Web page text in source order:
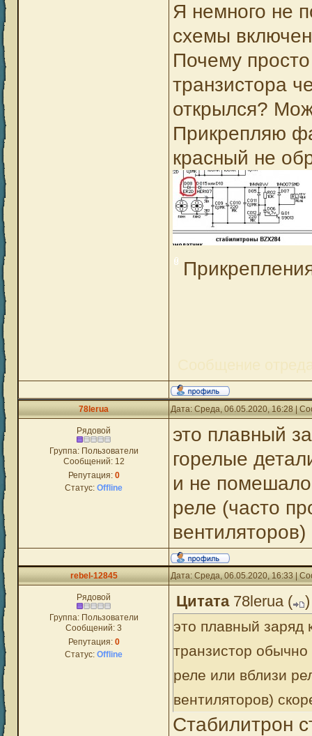
Я немного не
схемы
Почему
транзистора
открылся?
Прикрепляю
красный не
78lerua Дата: Среда, 06.05.2020, 16:28 |
Рядовой
Группа: Пользователи
Сообщений: 12
Репутация: 0
Статус: Offline
это плавный
горелые
и не помешало
реле (часто
rebel-12845 Дата: Среда, 06.05.2020, 16:33 |
Рядовой
Группа: Пользователи
Сообщений: 3
Репутация: 0
Статус: Offline
Цитата 78lerua( )
это плавный заряд
транзистор
реле или вблизи
вентиляторов)
Стабилитрон